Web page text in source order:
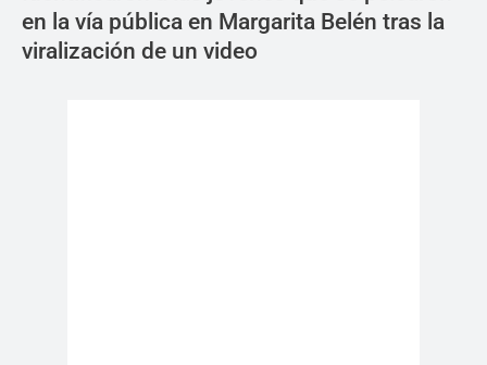
en la vía pública en Margarita Belén tras la
viralización de un video